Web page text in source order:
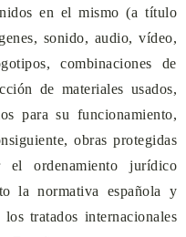
en el mismo (a título
sonido, audio, vídeo,
combinaciones de
de materiales usados,
para su funcionamiento,
obras protegidas
el ordenamiento jurídico
la normativa española y
tratados internacionales